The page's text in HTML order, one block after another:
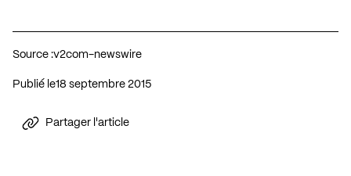
Source :v2com-newswire
Publié le 18 septembre 2015
Partager l'article